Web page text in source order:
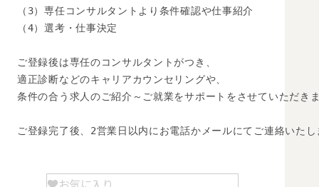
（3）専任コンサルタントより条件確認や仕事紹介
（4）選考・仕事決定
ご登録後は専任のコンサルタントがつき、
適正診断などのキャリアカウンセリングや、
条件の合う求人のご紹介～ご就業をサポートをさせていただき
ご登録完了後、2営業日以内にお電話かメールにてご連絡いたし